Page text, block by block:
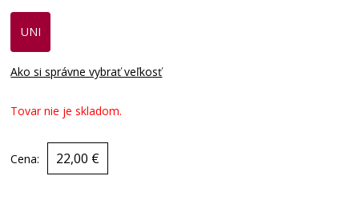
UNI
Ako si správne vybrať veľkosť
Tovar nie je skladom.
Cena: 22,00 €